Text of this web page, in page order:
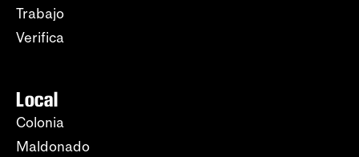
Trabajo
Verifica
Local
Colonia
Maldonado